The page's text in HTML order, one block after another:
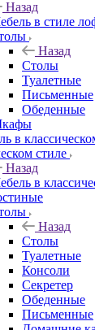
Назад
в стиле
Назад
Столы
Туалетные
Письменные
Обеденные
стиле
Назад
в
Назад
Столы
Туалетные
Консоли
Секретер
Обеденные
Письменные